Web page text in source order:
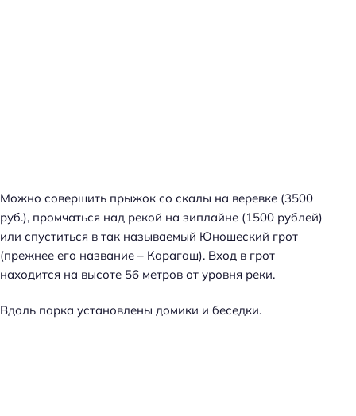
Можно совершить прыжок со скалы на веревке (3500
руб.), промчаться над рекой на зиплайне (1500 рублей)
или спуститься в так называемый Юношеский грот
(прежнее его название – Карагаш). Вход в грот
находится на высоте 56 метров от уровня реки.
Вдоль парка установлены домики и беседки.